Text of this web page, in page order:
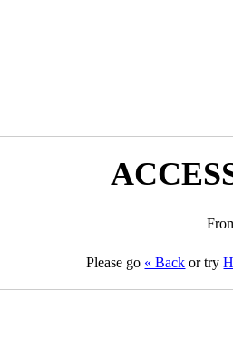
Please go « Back or try